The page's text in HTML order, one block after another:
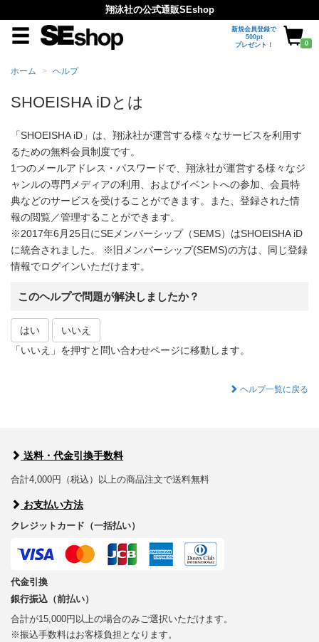
翔泳社の公式通販SEshop
新規会員登録で
500pt
プレゼント！
0
ホーム ヘルプ
SHOEISHA iDとは
「SHOEISHA iD」は、翔泳社が運営する様々なサービスを利用す
るための無料会員制度です。
1つのメールアドレス・パスワードで、翔泳社が運営する様々なジ
ャンルの専門メディアの利用、およびイベントへの参加、会員特
典などのサービスを受けることができます。また、登録された情
報の閲覧／管理することができます。
※2017年6月25日にSEメンバーシップ（SEMS）はSHOEISHA iD
に統合されました。 ※旧メンバーシップ(SEMS)の方は、同じ登録
情報でログインいただけます。
このヘルプで問題が解決しましたか？
はい
いいえ
「いいえ」を押すと問い合わせページに移動します。
ヘルプ一覧に戻る
送料・代金引換手数料
合計4,000円（税込）以上の商品注文で送料無料
お支払い方法
クレジットカード（一括払い）
代金引換
銀行振込（前払い）
合計が15,000円以上の場合のみご選択いただけます。
※振込手数料はお客様負担となります。